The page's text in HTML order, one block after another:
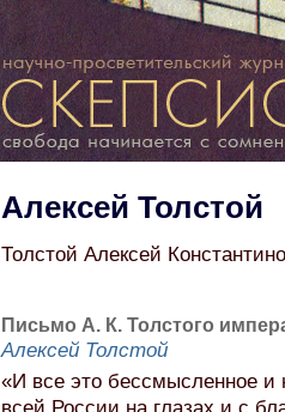
Алексей Толстой
Толстой Алексей
Письмо А. К. Толстого
Алексей Толстой
«И все это бессмысленное и